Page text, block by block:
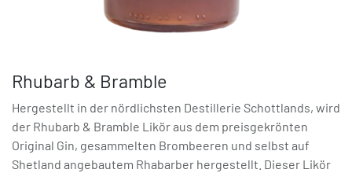
Rhubarb & Bramble
Hergestellt in der nördlichsten Destillerie Schottlands, wird
der Rhubarb & Bramble Likör aus dem preisgekrönten
Original Gin, gesammelten Brombeeren und selbst auf
Shetland angebautem Rhabarber hergestellt. Dieser Likör